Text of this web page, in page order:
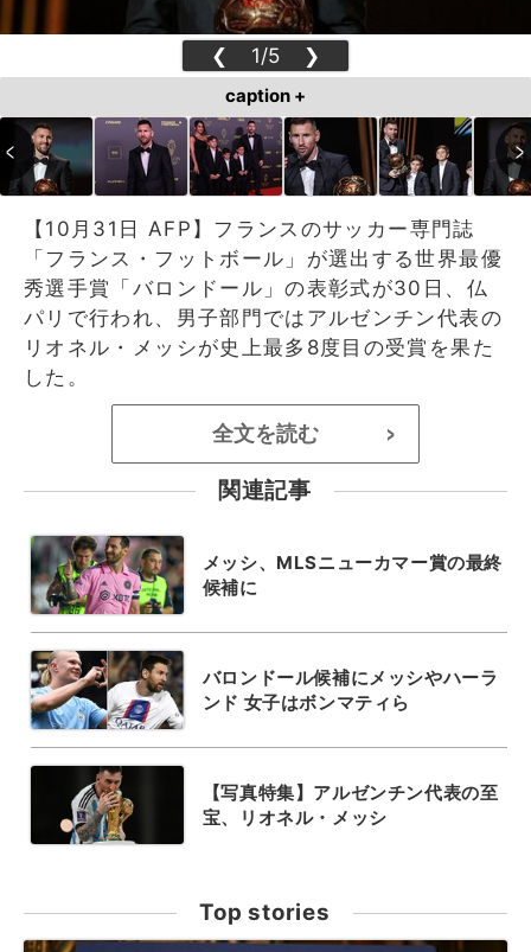
❮ 1/5 ❯
caption +
【10月31日 AFP】フランスのサッカー専門誌
「フランス・フットボール」が選出する世界最優
秀選手賞「バロンドール」の表彰式が30日、仏
パリで行われ、男子部門ではアルゼンチン代表の
リオネル・メッシが史上最多8度目の受賞を果た
した。
全文を読む >
関連記事
メッシ、MLSニューカマー賞の最終
候補に
バロンドール候補にメッシやハーラ
ンド 女子はボンマティら
【写真特集】アルゼンチン代表の至
宝、リオネル・メッシ
Top stories